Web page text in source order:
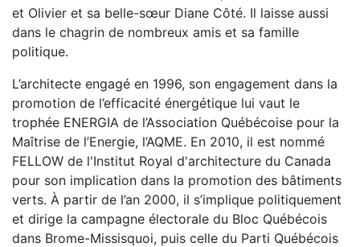
et Olivier et sa belle-sœur Diane Côté. Il laisse aussi
dans le chagrin de nombreux amis et sa famille
politique.
L’architecte engagé en 1996, son engagement dans la
promotion de l’efficacité énergétique lui vaut le
trophée ENERGIA de l’Association Québécoise pour la
Maîtrise de l’Energie, l’AQME. En 2010, il est nommé
FELLOW de l'Institut Royal d'architecture du Canada
pour son implication dans la promotion des bâtiments
verts. À partir de l’an 2000, il s’implique politiquement
et dirige la campagne électorale du Bloc Québécois
dans Brome-Missisquoi, puis celle du Parti Québécois